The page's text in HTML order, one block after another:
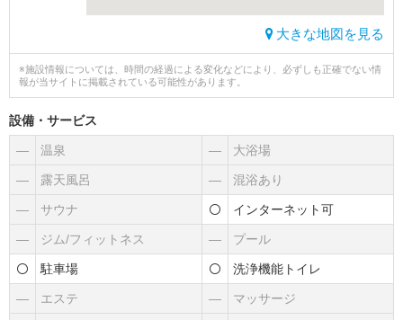
大きな地図を見る
※施設情報については、時間の経過による変化などにより、必ずしも正確でない情
報が当サイトに掲載されている可能性があります。
設備・サービス
― 温泉 ― 大浴場
― 露天風呂 ― 混浴あり
― サウナ インターネット可
― ジム/フィットネス ― プール
駐車場 洗浄機能トイレ
― エステ ― マッサージ